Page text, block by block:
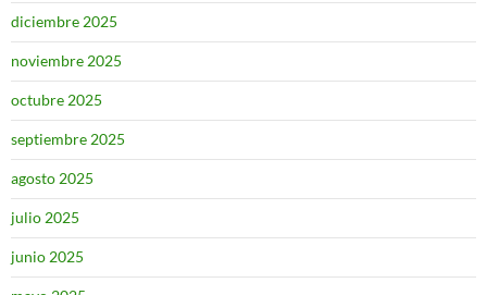
diciembre 2025
noviembre 2025
octubre 2025
septiembre 2025
agosto 2025
julio 2025
junio 2025